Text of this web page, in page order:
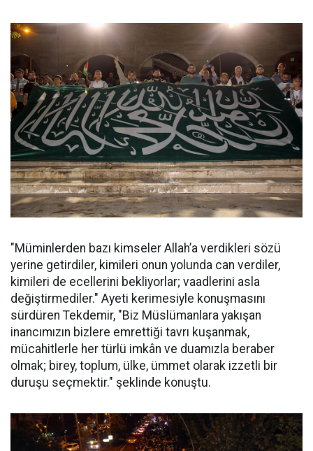
"Müminlerden bazı kimseler Allah’a verdikleri sözü
yerine getirdiler, kimileri onun yolunda can verdiler,
kimileri de ecellerini bekliyorlar; vaadlerini asla
değiştirmediler." Ayeti kerimesiyle konuşmasını
sürdüren Tekdemir, "Biz Müslümanlara yakışan
inancımızın bizlere emrettiği tavrı kuşanmak,
mücahitlerle her türlü imkân ve duamızla beraber
olmak; birey, toplum, ülke, ümmet olarak izzetli bir
duruşu seçmektir." şeklinde konuştu.